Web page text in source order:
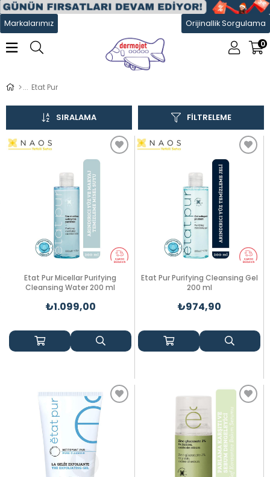
Markalarımız
Orijinallik Sorgulama
0
Etat Pur
FILTRELEME
SIRALAMA
Etat Pur Micellar Purifying
Cleansing Water 200 ml
₺1.099,00
Etat Pur Purifying Cleansing Gel
200 ml
₺974,90